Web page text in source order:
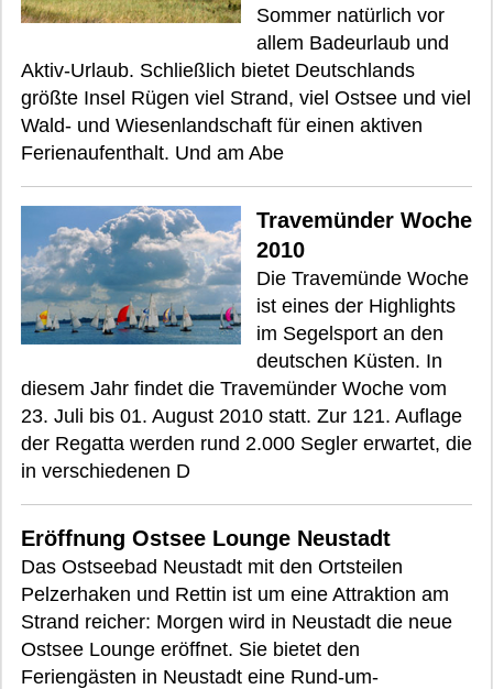
Sommer natürlich vor
allem Badeurlaub und
Aktiv-Urlaub. Schließlich bietet Deutschlands
größte Insel Rügen viel Strand, viel Ostsee und viel
Wald- und Wiesenlandschaft für einen aktiven
Ferienaufenthalt. Und am Abe
Travemünder Woche
2010
Die Travemünde Woche
ist eines der Highlights
im Segelsport an den
deutschen Küsten. In
diesem Jahr findet die Travemünder Woche vom
23. Juli bis 01. August 2010 statt. Zur 121. Auflage
der Regatta werden rund 2.000 Segler erwartet, die
in verschiedenen D
Eröffnung Ostsee Lounge Neustadt
Das Ostseebad Neustadt mit den Ortsteilen
Pelzerhaken und Rettin ist um eine Attraktion am
Strand reicher: Morgen wird in Neustadt die neue
Ostsee Lounge eröffnet. Sie bietet den
Feriengästen in Neustadt eine Rund-um-